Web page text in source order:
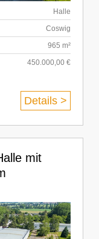
Halle
Coswig
965 m²
450.000,00 €
Details >
mit